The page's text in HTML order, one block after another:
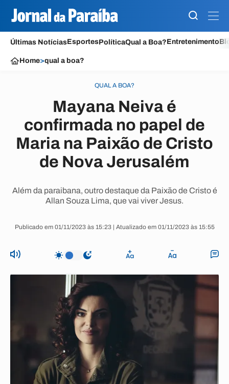
Últimas NotíciasEsportesPolíticaQual a Boa?Entretenimento
Home>qual a boa?
QUAL A BOA?
Mayana Neiva é
confirmada no papel de
Maria na Paixão de Cristo
de Nova Jerusalém
Além da paraibana, outro destaque da Paixão de Cristo é
Allan Souza Lima, que vai viver Jesus.
Publicado em 01/11/2023 às 15:23 | Atualizado em 01/11/2023 às 15:55